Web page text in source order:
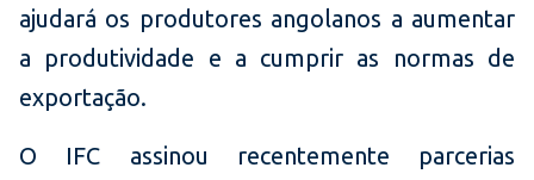
ajudará os produtores angolanos a aumentar
a produtividade e a cumprir as normas de
exportação.
O IFC assinou recentemente parcerias